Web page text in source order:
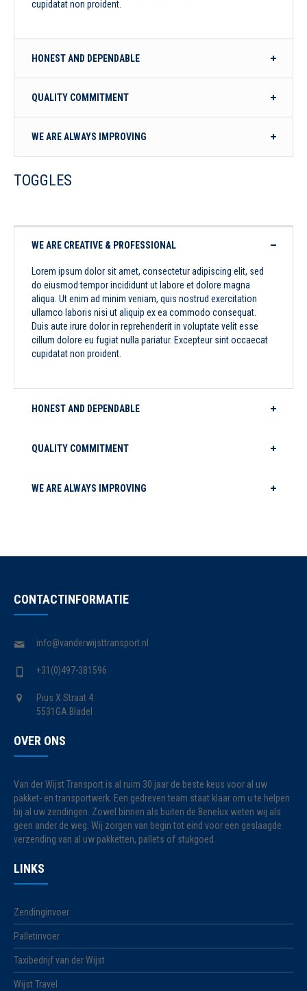
cupidatat non proident.
HONEST AND DEPENDABLE
QUALITY COMMITMENT
WE ARE ALWAYS IMPROVING
TOGGLES
WE ARE CREATIVE & PROFESSIONAL
Lorem ipsum dolor sit amet, consectetur adipiscing elit, sed
do eiusmod tempor incididunt ut labore et dolore magna
aliqua. Ut enim ad minim veniam, quis nostrud exercitation
ullamco laboris nisi ut aliquip ex ea commodo consequat.
Duis aute irure dolor in reprehenderit in voluptate velit esse
cillum dolore eu fugiat nulla pariatur. Excepteur sint occaecat
cupidatat non proident.
HONEST AND DEPENDABLE
QUALITY COMMITMENT
WE ARE ALWAYS IMPROVING
CONTACTINFORMATIE
info@vanderwijsttransport.nl
+31(0)497-381596
Pius X Straat 4
5531GA Bladel
OVER ONS
Van der Wijst Transport is al ruim 30 jaar de beste keus voor al uw
pakket- en transportwerk. Een gedreven team staat klaar om u te helpen
bij al uw zendingen. Zowel binnen als buiten de Benelux weten wij als
geen ander de weg. Wij zorgen van begin tot eind voor een geslaagde
verzending van al uw pakketten, pallets of stukgoed.
LINKS
Zendinginvoer
Palletinvoer
Taxibedrijf van der Wijst
Wijst Travel